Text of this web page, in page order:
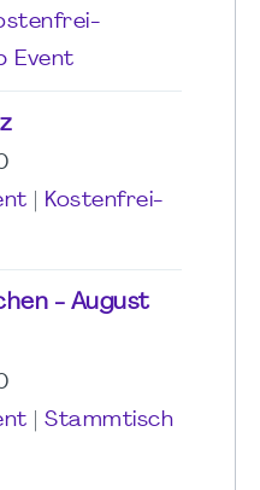
Event
Kostenfrei-
- August
Stammtisch